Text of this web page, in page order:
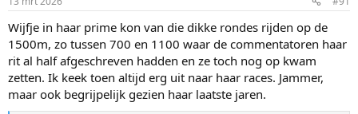
s
Wijfje in haar prime kon van die dikke rondes rijden op de
1500m, zo tussen 700 en 1100 waar de commentatoren haar
rit al half afgeschreven hadden en ze toch nog op kwam
zetten. Ik keek toen altijd erg uit naar haar races. Jammer,
maar ook begrijpelijk gezien haar laatste jaren.